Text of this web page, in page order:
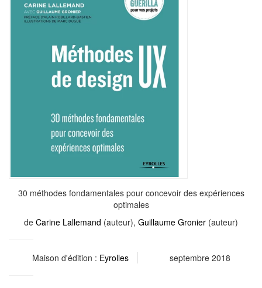
30 méthodes fondamentales pour concevoir des expériences
optimales
de Carine Lallemand (auteur), Guillaume Gronier (auteur)
Maison d'édition : Eyrolles septembre 2018